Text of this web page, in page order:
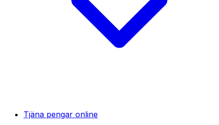
Tjäna pengar online